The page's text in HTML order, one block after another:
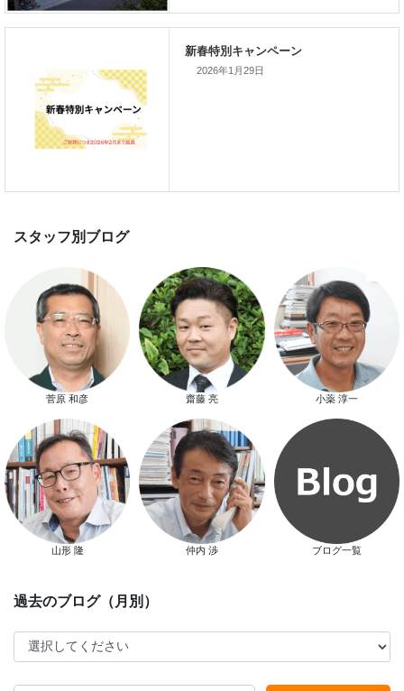
した。
新春特別キャンペーン
2026年1月29日
スタッフ別ブログ
菅原 和彦 齋藤 亮 小薬 淳一
山形 隆 仲内 渉 ブログ一覧